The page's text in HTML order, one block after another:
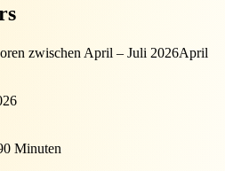
zwischen April – Juli 2026April
Minuten